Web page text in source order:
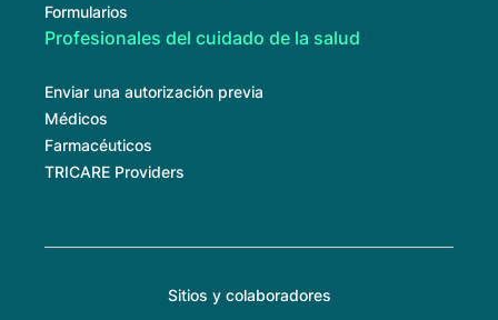
Formularios
Profesionales del cuidado de la salud
Enviar una autorización previa
Médicos
Farmacéuticos
TRICARE Providers
Sitios y colaboradores